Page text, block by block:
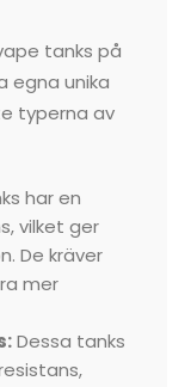
tanks på
egna unika
typerna av
har en
vilket ger
De kräver
mer
Dessa tanks